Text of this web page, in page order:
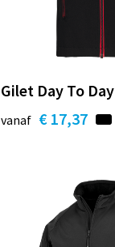
Gilet Day To Day
vanaf € 17,37